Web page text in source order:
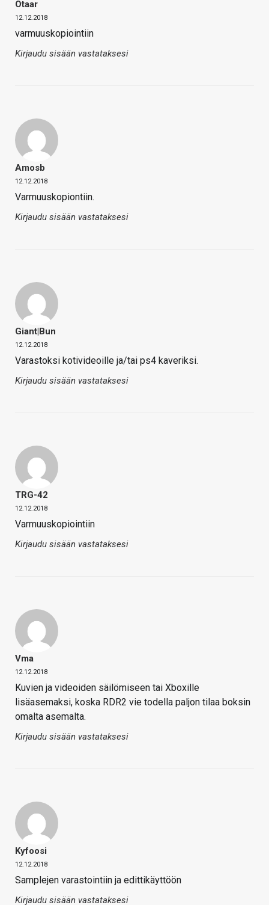
Otaar
12.12.2018
varmuuskopiointiin
Kirjaudu sisään vastataksesi
Amosb
12.12.2018
Varmuuskopiontiin.
Kirjaudu sisään vastataksesi
Giant|Bun
12.12.2018
Varastoksi kotivideoille ja/tai ps4 kaveriksi.
Kirjaudu sisään vastataksesi
TRG-42
12.12.2018
Varmuuskopiointiin
Kirjaudu sisään vastataksesi
Vma
12.12.2018
Kuvien ja videoiden säilömiseen tai Xboxille
lisäasemaksi, koska RDR2 vie todella paljon tilaa boksin
omalta asemalta.
Kirjaudu sisään vastataksesi
Kyfoosi
12.12.2018
Samplejen varastointiin ja edittikäyttöön
Kirjaudu sisään vastataksesi